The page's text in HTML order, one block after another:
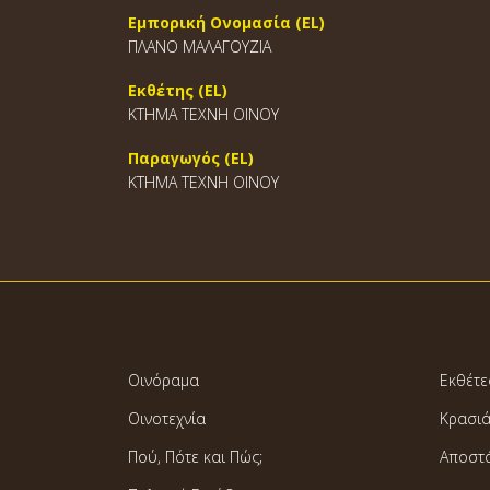
Εμπορική Ονομασία (EL)
ΠΛΑΝΟ ΜΑΛΑΓΟΥΖΙΑ
Εκθέτης (EL)
ΚΤΗΜΑ ΤΕΧΝΗ ΟΙΝΟΥ
Παραγωγός (EL)
ΚΤΗΜΑ ΤΕΧΝΗ ΟΙΝΟΥ
Οινόραμα
Οινοτεχνία
Πού, Πότε και Πώς;
Κρασιά